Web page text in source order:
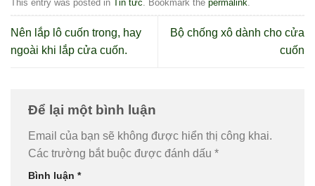
This entry was posted in Tin tức . Bookmark the permalink
Nên lắp lô cuốn trong, hay
ngoài khi lắp cửa cuốn.
Bộ chống xô dành cho cửa
cuốn
Để lại một bình luận
Email của bạn sẽ không được hiển thị công khai.
Các trường bắt buộc được đánh dấu *
Bình luận *